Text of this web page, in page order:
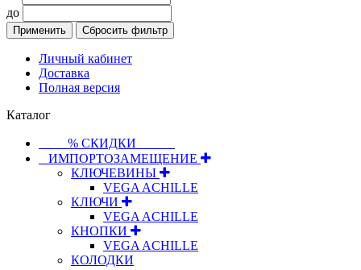
до
Применить Сбросить фильтр
Личный кабинет
Доставка
Полная версия
Каталог
⠀⠀⠀% СКИДКИ⠀⠀⠀⠀
⠀ИМПОРТОЗАМЕЩЕНИЕ
КЛЮЧЕВИНЫ
VEGA ACHILLE
КЛЮЧИ
VEGA ACHILLE
КНОПКИ
VEGA ACHILLE
КОЛОДКИ